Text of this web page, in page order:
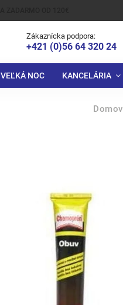
Zákaznícka podpora:
+421 (0)56 64 320 24
VEĽKÁ NOC KANCELÁRIA
Domov